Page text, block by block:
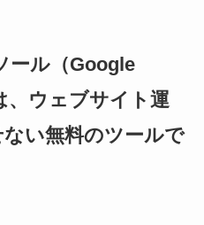
ール（Google
、ウェブサイト運
い無料のツールで